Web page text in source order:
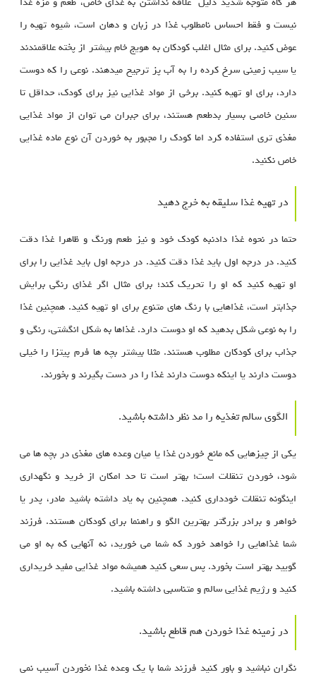
هر گاه متوجه شدید دلیل علاقه نداشتن به غذای خاص، طعم و مزه غذا
نیست و فقط احساس نامطلوب غذا در زبان و دهان است، شیوه تهیه را
عوض کنید. برای مثال اغلب کودکان به هویج خام بیشتر از پخته علاقمندند
یا سیب زمینی سرخ کرده را به آب پز ترجیح میدهند. نوعی را که دوست
دارد، برای او تهیه کنید. برخی از مواد غذایی نیز برای کودک، حداقل تا
سنین خاصی بسیار بدطعم هستند، برای جبران می توان از مواد غذایی
مغذی تری استفاده کرد اما کودک را مجبور به خوردن آن نوع ماده غذایی
خاص نکنید.
در تهیه غذا سلیقه به خرج دهید
حتما در نحوه غذا دادنبه کودک خود و نیز طعم ورنگ و ظاهرا غذا دقت
کنید. در درجه اول باید غذا دقت کنید. در درجه اول باید غذایی را برای
او تهیه کنید که او را تحریک کند؛ برای مثال اگر غذای رنگی برایش
جذابتر است، غذاهایی با رنگ های متنوع برای او تهیه کنید. همچنین غذا
را به نوعی شکل بدهید که او دوست دارد. غذاها به شکل انگشتی، رنگی و
جذاب برای کودکان مطلوب هستند. مثلا بیشتر بچه ها فرم پیتزا را خیلی
دوست دارند یا اینکه دوست دارند غذا را در دست بگیرند و بخورند.
الگوی سالم تغذیه را مد نظر داشته باشید.
یکی از چیزهایی که مانع خوردن غذا یا میان وعده های مغذی در بچه ها می
شود، خوردن تنقلات است؛ بهتر است تا حد امکان از خرید و نگهداری
اینگونه تنقلات خودداری کنید. همچنین به یاد داشته باشید مادر، پدر یا
خواهر و برادر بزرگتر بهترین الگو و راهنما برای کودکان هستند. فرزند
شما غذاهایی را خواهد خورد که شما می خورید، نه آنهایی که به او می
گویید بهتر است بخورد. پس سعی کنید همیشه مواد غذایی مفید خریداری
کنید و رژیم غذایی سالم و متناسبی داشته باشید.
در زمینه غذا خوردن هم قاطع باشید.
نگران نباشید و باور کنید فرزند شما با یک وعده غذا نخوردن آسیب نمی